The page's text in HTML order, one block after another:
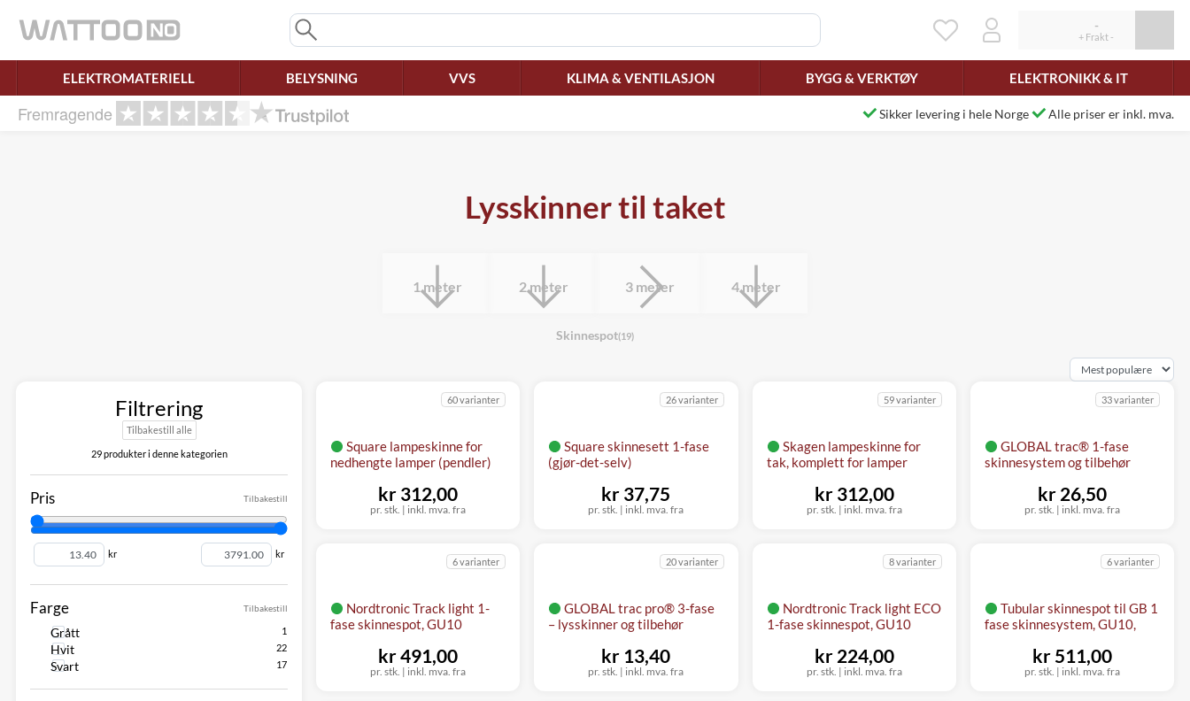
ELEKTROMATERIELL BELYSNING VVS KLIMA & VENTILASJON BYGG & VERKTØY ELEKTRONIKK & IT
Fremragende Sikker levering i hele Norge Alle priser er inkl. mva.
Lysskinner til taket
1 meter 2 meter 3 meter 4 meter
Skinnespot(19)
Filtrering
Tilbakestill alle
29 produkter i denne kategorien
Tilbakestill
Pris
kr kr
Tilbakestill
Farge
Grått
Hvit
Svart
Square lampeskinne for
nedhengte lamper (pendler)
60 varianter
pr. stk. | inkl. mva. fra
kr 312,00
Square skinnesett 1-fase
(gjør-det-selv)
26 varianter
pr. stk. | inkl. mva. fra
kr 37,75
Skagen lampeskinne for
tak, komplett for lamper
59 varianter
pr. stk. | inkl. mva. fra
kr 312,00
GLOBAL trac® 1-fase
skinnesystem og tilbehør
33 varianter
pr. stk. | inkl. mva. fra
kr 26,50
Nordtronic Track light 1-
fase skinnespot, GU10
6 varianter
pr. stk. | inkl. mva. fra
kr 491,00
GLOBAL trac pro® 3-fase
– lysskinner og tilbehør
20 varianter
pr. stk. | inkl. mva. fra
kr 13,40
Nordtronic Track light ECO
1-fase skinnespot, GU10
8 varianter
pr. stk. | inkl. mva. fra
kr 224,00
Tubular skinnespot til GB 1
fase skinnesystem, GU10,
6 varianter
pr. stk. | inkl. mva. fra
kr 511,00
Rett samtykke!